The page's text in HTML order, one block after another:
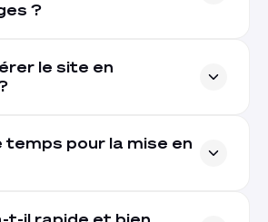
?
le site en
temps pour la mise en